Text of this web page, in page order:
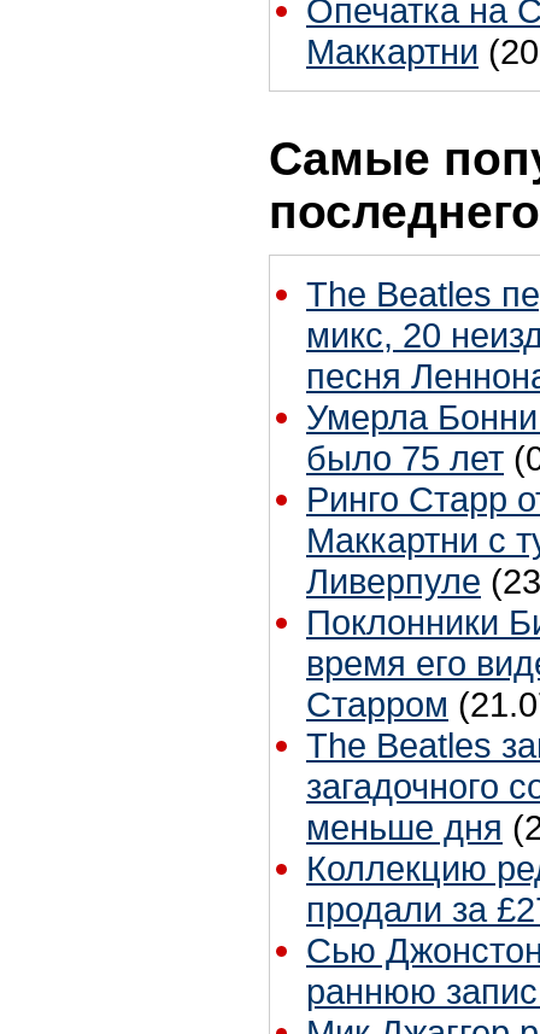
Опечатка на
Маккартни
Самые
The Beatles
микс, 20
песня
Умерла
было 75 лет
Ринго Старр
Маккартни с
Ливерпуле
Поклонники
время его
Старром
The Beatles
загадочного
меньше дня
Коллекцию
продали за
Сью
раннюю